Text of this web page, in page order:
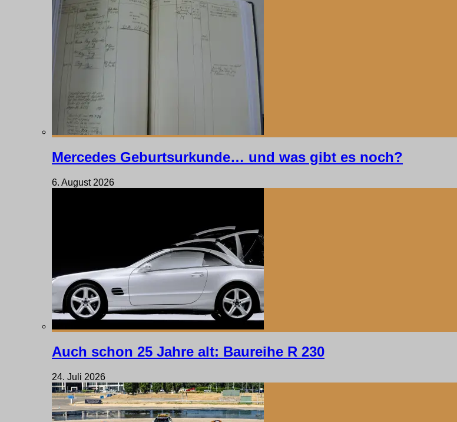
Mercedes Geburtsurkunde… und was gibt es noch?
6. August 2026
Auch schon 25 Jahre alt: Baureihe R 230
24. Juli 2026